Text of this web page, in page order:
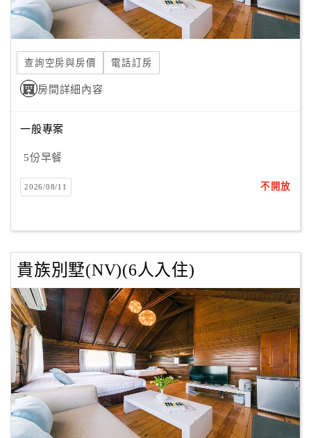
商
品
宣
傳
查詢空房與房價 電話訂房
房間詳細內容
一般專案
5份早餐
2026/08/11 不開放
貴族別墅(NV)(6人入住)